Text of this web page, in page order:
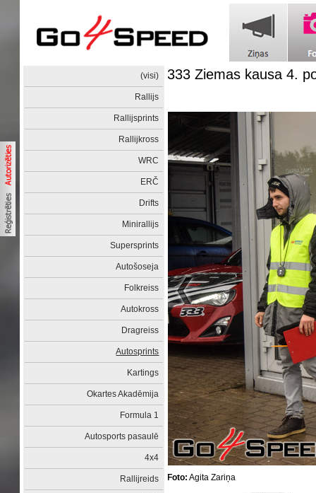
(visi)
Rallijs
Rallijsprints
Rallijkross
WRC
ERČ
Drifts
Minirallijs
Supersprints
Autošoseja
Folkreiss
Autokross
Dragreiss
Autosprints
Kartings
Okartes Akadēmija
Formula 1
Autosports pasaulē
4x4
Rallijreids
333 Ziemas kausa 4.
Foto: Agita Zariņa